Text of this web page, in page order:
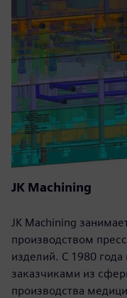
JK Machining
JK Machining
производством
изделий. C 1980
заказчиками из
производства